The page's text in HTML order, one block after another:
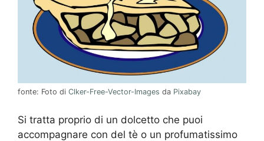
fonte: Foto di Clker-Free-Vector-Images da Pixabay
Si tratta proprio di un dolcetto che puoi
accompagnare con del tè o un profumatissimo